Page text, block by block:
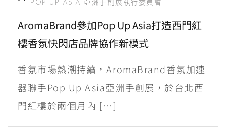
POP UP ASIA 亞洲手創展執行委員會
AromaBrand參加Pop Up Asia打造西門紅
樓香氛快閃店品牌協作新模式
香氛市場熱潮持續，AromaBrand香氛加速
器聯手Pop Up Asia亞洲手創展，於台北西
門紅樓於兩個月內 […]